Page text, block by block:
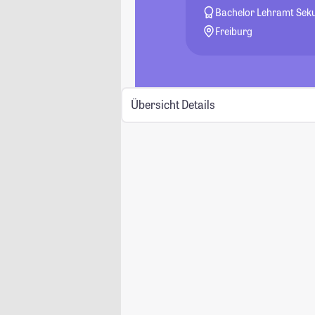
Bachelor Lehramt
Freiburg
Übersicht Details